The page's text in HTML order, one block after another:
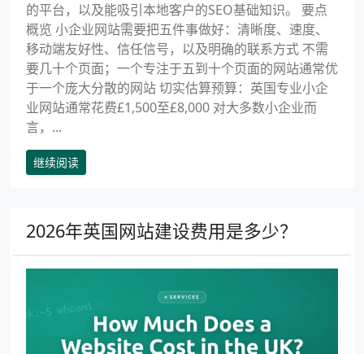
的平台，以及能吸引本地客户的SEO基础知识。 要点
概览 小企业网站需要把五件事做好：清晰度、速度、
移动端友好性、信任信号，以及明确的联系方式 不需
要几十个页面；一个专注于五到十个页面的网站通常优
于一个庞大分散的网站 切实估算预算：英国专业小企
业网站通常花费£1,500至£8,000 对大多数小企业而
言，...
继续阅读
2026年英国网站建设费用是多少？